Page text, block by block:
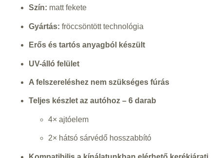
Szín: matt fekete
Gyártás: fröccsöntött technológia
Erős és tartós anyagból készült
UV-álló felület
A felszereléshez nem szükséges fúrás
Teljes készlet az autóhoz – 6 darab
4× ajtóelem
2× hátsó sárvédő hosszabbító